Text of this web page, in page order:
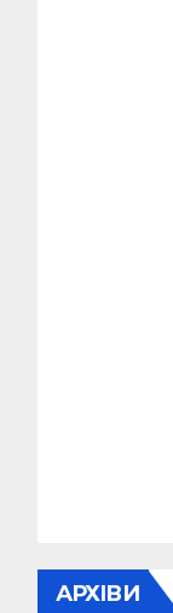
АРХІВИ